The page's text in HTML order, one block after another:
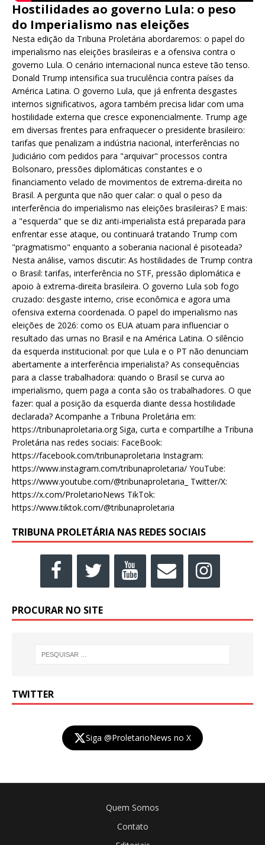
Hostilidades ao governo Lula: o peso
do Imperialismo nas eleições
Nesta edição da Tribuna Proletária abordaremos: o papel do
imperialismo nas eleições brasileiras e a ofensiva contra o
governo Lula. O cenário internacional nunca esteve tão tenso.
Donald Trump intensifica sua truculência contra países da
América Latina. O governo Lula, que já enfrenta desgastes
internos significativos, agora também precisa lidar com uma
hostilidade externa que cresce exponencialmente. Trump age
em diversas frentes para enfraquecer o presidente brasileiro:
tarifas que penalizam a indústria nacional, interferências no
Judiciário com pedidos para "arquivar" processos contra
Bolsonaro, pressões diplomáticas constantes e o
financiamento velado de movimentos de extrema-direita no
Brasil. A pergunta que não quer calar: o qual o peso da
interferência do imperialismo nas eleições brasileiras? E mais:
a "esquerda" que se diz anti-imperialista está preparada para
enfrentar esse ataque, ou continuará tratando Trump com
"pragmatismo" enquanto a soberania nacional é pisoteada?
Nesta análise, vamos discutir: As hostilidades de Trump contra
o Brasil: tarifas, interferência no STF, pressão diplomática e
apoio à extrema-direita brasileira. O governo Lula sob fogo
cruzado: desgaste interno, crise econômica e agora uma
ofensiva externa coordenada. O papel do imperialismo nas
eleições de 2026: como os EUA atuam para influenciar o
resultado das urnas no Brasil e na América Latina. O silêncio
da esquerda institucional: por que Lula e o PT não denunciam
abertamente a interferência imperialista? As consequências
para a classe trabalhadora: quando o Brasil se curva ao
imperialismo, quem paga a conta são os trabalhadores. O que
fazer: qual a posição da esquerda diante dessa hostilidade
declarada? Acompanhe a Tribuna Proletária em:
https://tribunaproletaria.org Siga, curta e compartilhe a Tribuna
Proletária nas redes sociais: FaceBook:
https://facebook.com/tribunaproletaria Instagram:
https://www.instagram.com/tribunaproletaria/ YouTube:
https://www.youtube.com/@tribunaproletaria_ Twitter/X:
https://x.com/ProletarioNews TikTok:
https://www.tiktok.com/@tribunaproletaria
TRIBUNA PROLETÁRIA NAS REDES SOCIAIS
PROCURAR NO SITE
TWITTER
Siga @ProletarioNews no X
Quem Somos
Contato